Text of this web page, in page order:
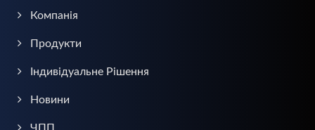
Компанія
Продукти
Індивідуальне Рішення
Новини
ЧПП